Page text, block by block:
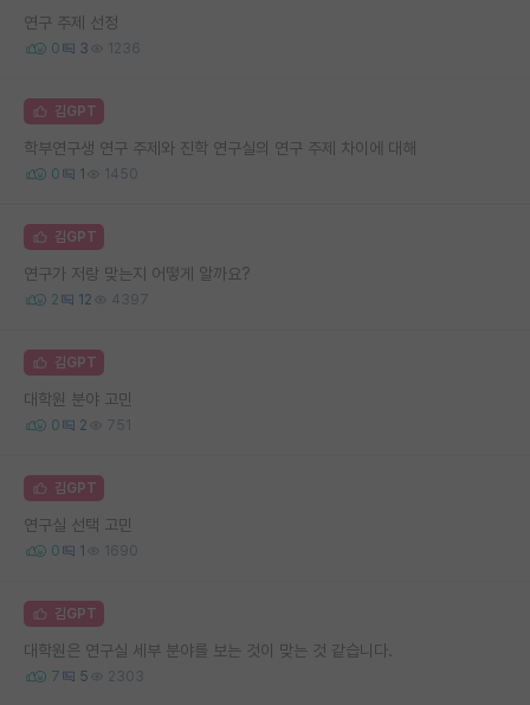
연구 주제 선정
0 3 1236
김GPT
학부연구생 연구 주제와 진학 연구실의 연구 주제 차이에 대해
0 1 1450
김GPT
연구가 저랑 맞는지 어떻게 알까요?
2 12 4397
김GPT
대학원 분야 고민
0 2 751
김GPT
연구실 선택 고민
0 1 1690
김GPT
대학원은 연구실 세부 분야를 보는 것이 맞는 것 같습니다.
7 5 2303